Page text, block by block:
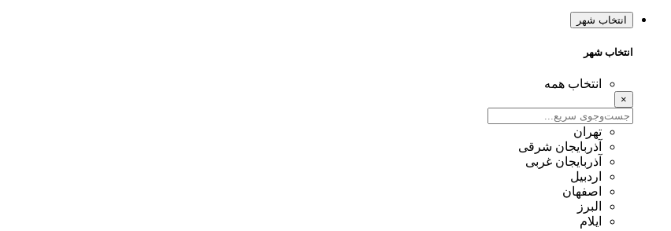
انتخاب شهر
انتخاب شهر
انتخاب همه
×
تهران
آذربایجان شرقی
آذربایجان غربی
اردبیل
اصفهان
البرز
ایلام